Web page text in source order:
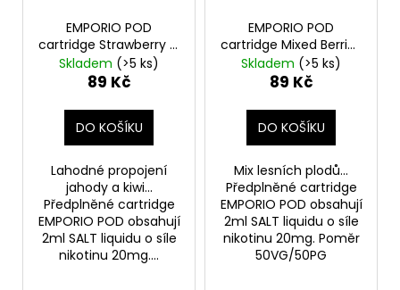
EMPORIO POD
cartridge Strawberry &
Kiwi 20mg 1Pack
Skladem (>5 ks)
89 Kč
DO KOŠÍKU
Lahodné propojení
jahody a kiwi...
Předplněné cartridge
EMPORIO POD obsahují
2ml SALT liquidu o síle
nikotinu 20mg....
EMPORIO POD
cartridge Mixed Berries
20mg 1Pack
Skladem (>5 ks)
89 Kč
DO KOŠÍKU
Mix lesních plodů...
Předplněné cartridge
EMPORIO POD obsahují
2ml SALT liquidu o síle
nikotinu 20mg. Poměr
50VG/50PG